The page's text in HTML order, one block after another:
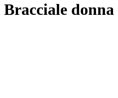
Bracciale